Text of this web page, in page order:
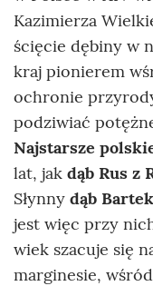
Kazimierza
ścięcie dębiny w
kraj pionierem
ochronie
podziwiać
Najstarsze
lat, jak dąb Rus z
Słynny dąb Bartek
jest więc przy
wiek szacuje się
marginesie,